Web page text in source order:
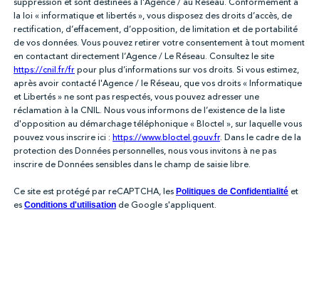
la loi « informatique et libertés », vous disposez des droits d’accès, de
rectification, d’effacement, d’opposition, de limitation et de portabilité
de vos données. Vous pouvez retirer votre consentement à tout moment
en contactant directement l’Agence / Le Réseau. Consultez le site
https://cnil.fr/frpour plus d’informations sur vos droits. Si vous estimez,
après avoir contacté l'Agence / le Réseau, que vos droits « Informatique
et Libertés » ne sont pas respectés, vous pouvez adresser une
réclamation à la CNIL. Nous vous informons de l’existence de la liste
d'opposition au démarchage téléphonique « Bloctel », sur laquelle vous
pouvez vous inscrire ici : https://www.bloctel.gouv.fr. Dans le cadre de la
protection des Données personnelles, nous vous invitons à ne pas
inscrire de Données sensibles dans le champ de saisie libre.
Ce site est protégé par reCAPTCHA, les Politiques de Confidentialité et
es Conditions d'utilisation de Google s'appliquent.